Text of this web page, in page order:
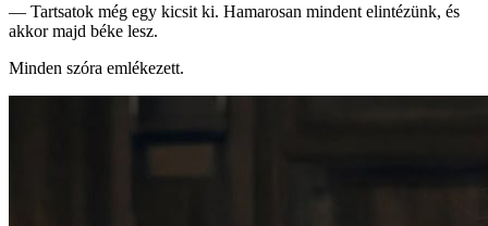
— Tartsatok még egy kicsit ki. Hamarosan mindent elintézünk, és
akkor majd béke lesz.
Minden szóra emlékezett.